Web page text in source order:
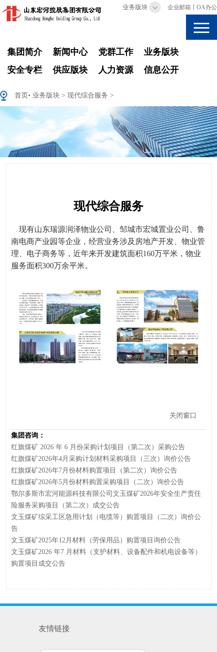
业务版块 企业邮箱 OA办公
集团简介 新闻中心 党群工作
业务版块
安全专栏
供应版块 人力资源 信息公开
首页 • 业务版块 > 现代综合服务 >
现代综合服务
现有山东瑞源润泽物业公司、邹城市宏城置业公司、鲁
南电商产业园等企业，经营业务涉及房地产开发、物业管
理、电子商务等，近年来开发建筑面积160万平米，物业
服务面积300万余平米。
关闭窗口
集团咨询：
红旗煤矿 2026 年 6 月份采购计划项目（第二次）采购公告
红旗煤矿2026年4月采购计划材料采购项目（三次）询价公告
红旗煤矿2026年7月份材料购置项目（第二次）询价公告
红旗煤矿2026年5月份材料购置采购项目（二次）询价公告
鄂尔多斯市宏河能源科技有限公司文玉煤矿2026年安全生产责任
险服务采购项目（第二次）成交公告
文玉煤矿综采工区急用计划（电缆等）购置项目（二次）询价公
告
文玉煤矿2025年12月材料（劳保用品）购置项目询价公告
文玉煤矿2026 年7 月材料（支护材料、设备配件和机电设备等）
购置项目成交公告
友情链接